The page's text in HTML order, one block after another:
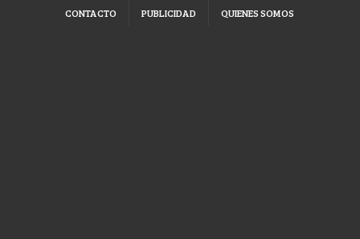
CONTACTO PUBLICIDAD QUIENES SOMOS